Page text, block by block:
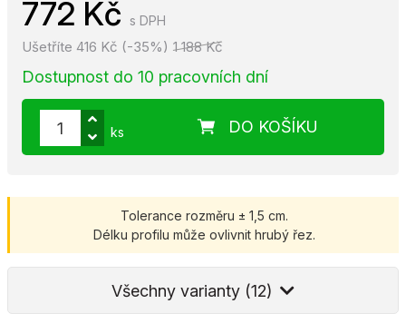
772 Kč s DPH
1 188 Kč
Ušetříte 416 Kč (-35%)
Dostupnost do 10 pracovních dní
DO KOŠÍKU
ks
Tolerance rozměru ± 1,5 cm.
Délku profilu může ovlivnit hrubý řez.
Všechny varianty (12)